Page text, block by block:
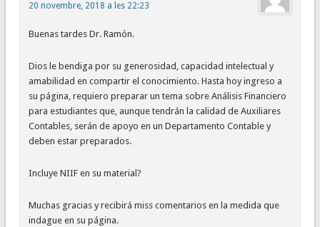
20 novembre, 2018 a les 22:23
Buenas tardes Dr. Ramón.
Dios le bendiga por su generosidad, capacidad intelectual y
amabilidad en compartir el conocimiento. Hasta hoy ingreso a
su página, requiero preparar un tema sobre Análisis Financiero
para estudiantes que, aunque tendrán la calidad de Auxiliares
Contables, serán de apoyo en un Departamento Contable y
deben estar preparados.
Incluye NIIF en su material?
Muchas gracias y recibirá miss comentarios en la medida que
indague en su página.